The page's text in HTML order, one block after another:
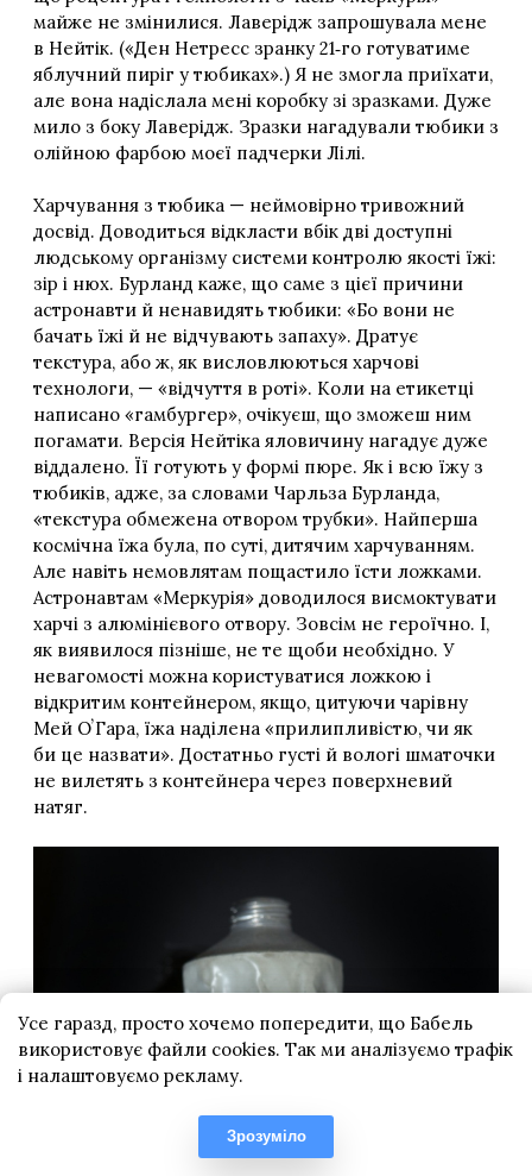
Усе гаразд, просто хочемо попередити, що Бабель
використовує файли cookies. Так ми аналізуємо трафік
і налаштовуємо рекламу.
Зрозуміло